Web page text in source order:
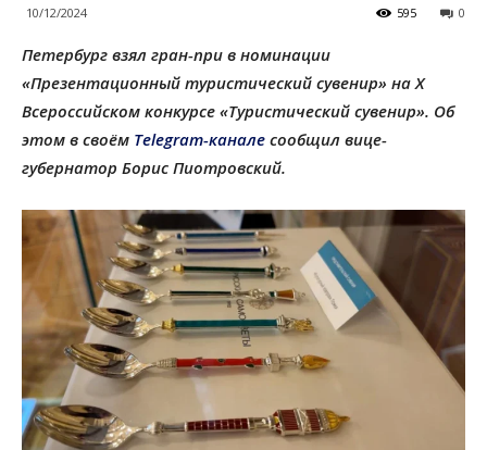
10/12/2024 0
595
Петербург взял гран-при в номинации
«Презентационный туристический сувенир» на Х
Всероссийском конкурсе «Туристический сувенир». Об
этом в своём Telegram-канале сообщил вице-
губернатор Борис Пиотровский.